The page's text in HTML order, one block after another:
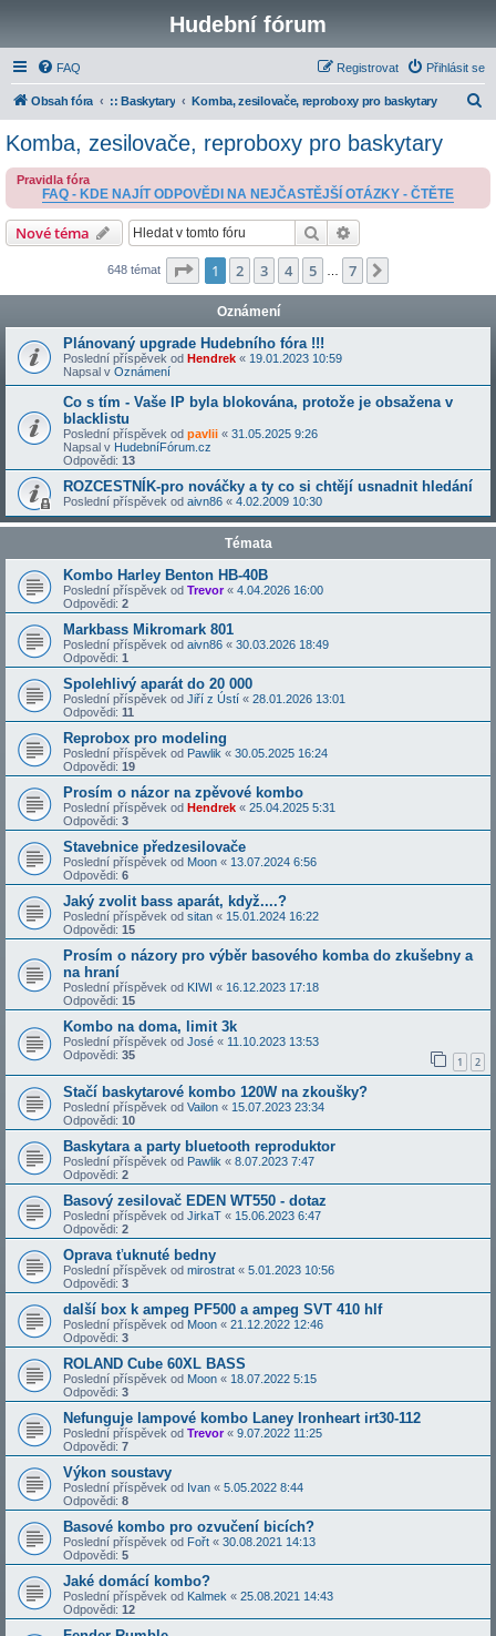
Hudební fórum
FAQ Přihlásit se
Registrovat
Obsah fóra :: Baskytary Komba, zesilovače, reproboxy pro baskytary
a
Komba, zesilovače, reproboxy pro baskytary
Pravidla fóra
FAQ - KDE NAJÍT ODPOVĚDI NA NEJČASTĚJŠÍ OTÁZKY - ČTĚTE
Nové téma Hledat
648 témat Stránka z
1 2 3 4 5 7
Oznámení
Plánovaný upgrade Hudebního fóra !!!
Poslední příspěvek od Hendrek « 19.01.2023 10:59
Napsal v Oznámení
Co s tím - Vaše IP byla blokována, protože je obsažena v
blacklistu
Poslední příspěvek od pavlii « 31.05.2025 9:26
Napsal v HudebníFórum.cz
Odpovědi: 13
ROZCESTNÍK-pro nováčky a ty co si chtějí usnadnit hledání
Poslední příspěvek od aivn86 « 4.02.2009 10:30
Témata
Kombo Harley Benton HB-40B
Poslední příspěvek od Trevor« 4.04.2026 16:00
Odpovědi: 2
Markbass Mikromark 801
Poslední příspěvek od aivn86 « 30.03.2026 18:49
Odpovědi: 1
Spolehlivý aparát do 20 000
Poslední příspěvek od Jiří z Ústí « 28.01.2026 13:01
Odpovědi: 11
Reprobox pro modeling
Poslední příspěvek od Pawlik « 30.05.2025 16:24
Odpovědi: 19
Prosím o názor na zpěvové kombo
Poslední příspěvek od Hendrek « 25.04.2025 5:31
Odpovědi: 3
Stavebnice předzesilovače
Poslední příspěvek od Moon « 13.07.2024 6:56
Odpovědi: 6
Jaký zvolit bass aparát, když....?
Poslední příspěvek od sitan « 15.01.2024 16:22
Odpovědi: 15
Prosím o názory pro výběr basového komba do zkušebny a
na hraní
Poslední příspěvek od KIWI « 16.12.2023 17:18
Odpovědi: 15
Kombo na doma, limit 3k
Poslední příspěvek od José « 11.10.2023 13:53
Odpovědi: 35 1 2
Stačí baskytarové kombo 120W na zkoušky?
Poslední příspěvek od Vailon « 15.07.2023 23:34
Odpovědi: 10
Baskytara a party bluetooth reproduktor
Poslední příspěvek od Pawlik « 8.07.2023 7:47
Odpovědi: 2
Basový zesilovač EDEN WT550 - dotaz
Poslední příspěvek od JirkaT « 15.06.2023 6:47
Odpovědi: 2
Oprava ťuknuté bedny
Poslední příspěvek od mirostrat « 5.01.2023 10:56
Odpovědi: 3
další box k ampeg PF500 a ampeg SVT 410 hlf
Poslední příspěvek od Moon « 21.12.2022 12:46
Odpovědi: 3
ROLAND Cube 60XL BASS
Poslední příspěvek od Moon « 18.07.2022 5:15
Odpovědi: 3
Nefunguje lampové kombo Laney Ironheart irt30-112
Poslední příspěvek od Trevor« 9.07.2022 11:25
Odpovědi: 7
Výkon soustavy
Poslední příspěvek od Ivan « 5.05.2022 8:44
Odpovědi: 8
Basové kombo pro ozvučení bicích?
Poslední příspěvek od Fořt « 30.08.2021 14:13
Odpovědi: 5
Jaké domácí kombo?
Poslední příspěvek od Kalmek « 25.08.2021 14:43
Odpovědi: 12